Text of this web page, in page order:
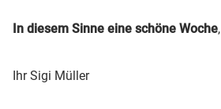
In diesem Sinne eine schöne Woche,
Ihr Sigi Müller